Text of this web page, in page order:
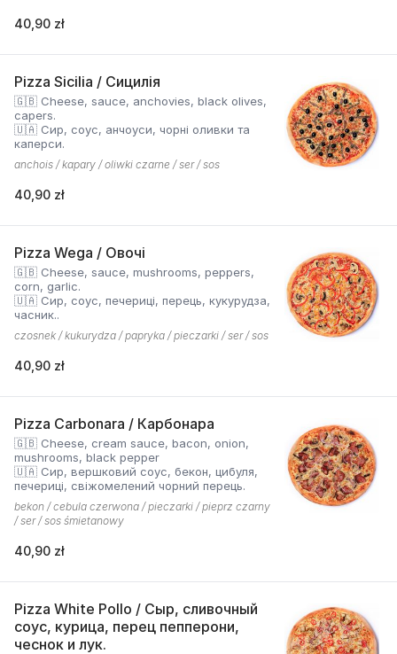
40,90 zł
Pizza Sicilia / Сицилія
🇬🇧 Cheese, sauce, anchovies, black olives,
capers.
🇺🇦 Сир, соус, анчоуси, чорні оливки та
каперси.
anchois / kapary / oliwki czarne / ser / sos
40,90 zł
Pizza Wega / Овочі
🇬🇧 Cheese, sauce, mushrooms, peppers,
corn, garlic.
🇺🇦 Сир, соус, печериці, перець, кукурудза,
часник..
czosnek / kukurydza / papryka / pieczarki / ser / sos
40,90 zł
Pizza Carbonara / Карбонара
🇬🇧 Cheese, cream sauce, bacon, onion,
mushrooms, black pepper
🇺🇦 Сир, вершковий соус, бекон, цибуля,
печериці, свіжомелений чорний перець.
bekon / cebula czerwona / pieczarki / pieprz czarny
/ ser / sos śmietanowy
40,90 zł
Pizza White Pollo / Сыр, сливочный
соус, курица, перец пепперони,
чеснок и лук.